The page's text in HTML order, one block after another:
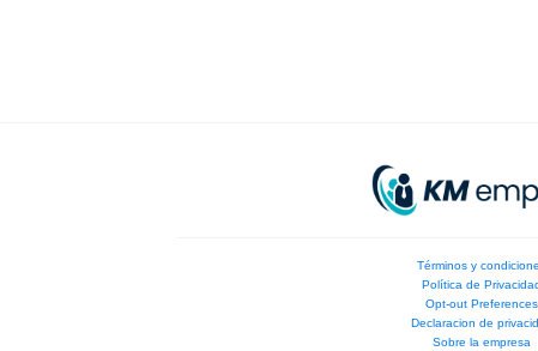
Términos y
Política de
Opt-out Preferences
Declaracion de
Sobre la empresa